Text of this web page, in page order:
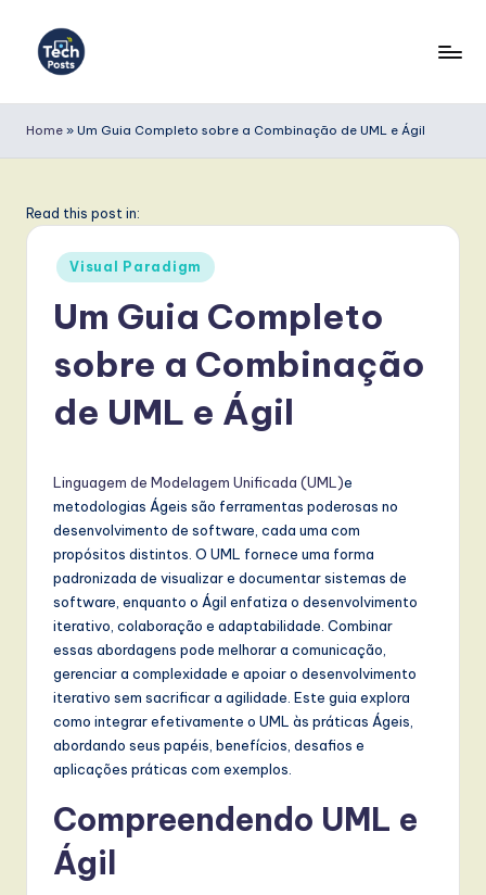
e
P
Home » Um Guia Completo sobre a Combinação de UML e Ágil
Read this post in:
Posted
in
Visual Paradigm
Um Guia Completo
sobre a Combinação
de UML e Ágil
Linguagem de Modelagem Unificada (UML)e
metodologias Ágeis são ferramentas poderosas no
desenvolvimento de software, cada uma com
propósitos distintos. O UML fornece uma forma
padronizada de visualizar e documentar sistemas de
software, enquanto o Ágil enfatiza o desenvolvimento
iterativo, colaboração e adaptabilidade. Combinar
essas abordagens pode melhorar a comunicação,
gerenciar a complexidade e apoiar o desenvolvimento
iterativo sem sacrificar a agilidade. Este guia explora
como integrar efetivamente o UML às práticas Ágeis,
abordando seus papéis, benefícios, desafios e
aplicações práticas com exemplos.
Compreendendo UML e
Ágil